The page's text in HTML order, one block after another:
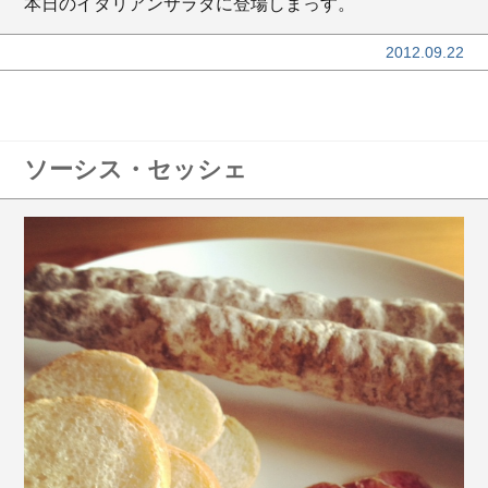
本日のイタリアンサラダに登場しまっす。
2012.09.22
ソーシス・セッシェ